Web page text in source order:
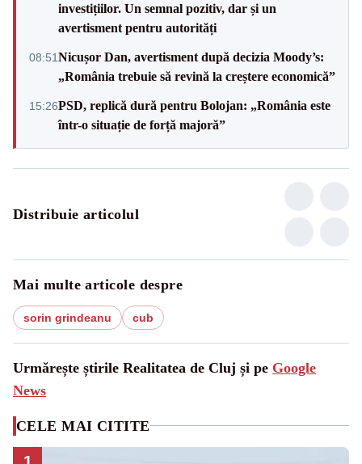
investițiilor. Un semnal pozitiv, dar și un
avertisment pentru autorități
08:51Nicușor Dan, avertisment după decizia Moody’s:
„România trebuie să revină la creștere economică”
15:26PSD, replică dură pentru Bolojan: „România este
într-o situație de forță majoră”
Distribuie articolul
Mai multe articole despre
sorin grindeanu cub
Urmărește știrile Realitatea de Cluj și pe Google
News
CELE MAI CITITE